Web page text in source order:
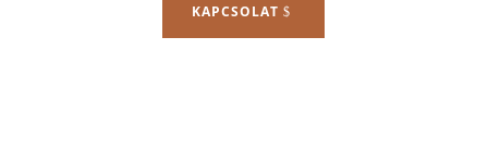
KAPCSOLAT